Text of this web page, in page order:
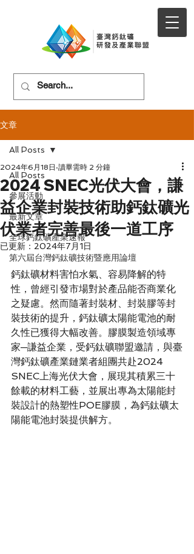
文章
All Posts
參展活動
最新文章
全球鈣鈦礦產業速報
第六屆台灣鈣鈦礦技術暨應用論壇
All Posts
2024 SNEC光伏大會，謙
益企業封裝技術助鈣鈦礦光
伏業者完善最後一道工序
2024年6月18日 讀畢需時 2 分鐘
已更新： 2024年7月1日
鈣鈦礦材料害怕水氣、容易降解的特
性，曾經引發市場對於產品能否商業化
之疑慮。然而隨著封裝材、封裝膠等封
裝技術的提升，鈣鈦礦太陽能電池的耐
久性已獲得大幅改善。膠膜製造領域專
家─謙益企業，受鈣鈦礦聯盟邀請，與臺
灣鈣鈦礦產業鏈業者組團共赴2024
SNEC上海光伏大會，展現其積累三十
餘載的材料工藝，並展出專為太陽能封
裝設計的熱塑性POE膠膜，為鈣鈦礦太
陽能電池封裝提供解方。